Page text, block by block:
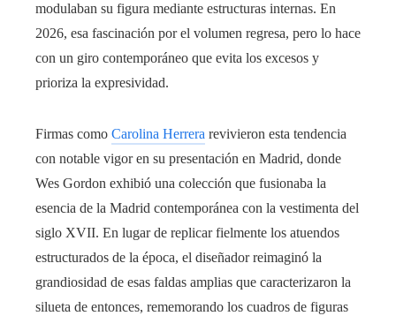
modulaban su figura mediante estructuras internas. En
2026, esa fascinación por el volumen regresa, pero lo hace
con un giro contemporáneo que evita los excesos y
prioriza la expresividad.
Firmas como Carolina Herrera revivieron esta tendencia
con notable vigor en su presentación en Madrid, donde
Wes Gordon exhibió una colección que fusionaba la
esencia de la Madrid contemporánea con la vestimenta del
siglo XVII. En lugar de replicar fielmente los atuendos
estructurados de la época, el diseñador reimaginó la
grandiosidad de esas faldas amplias que caracterizaron la
silueta de entonces, rememorando los cuadros de figuras